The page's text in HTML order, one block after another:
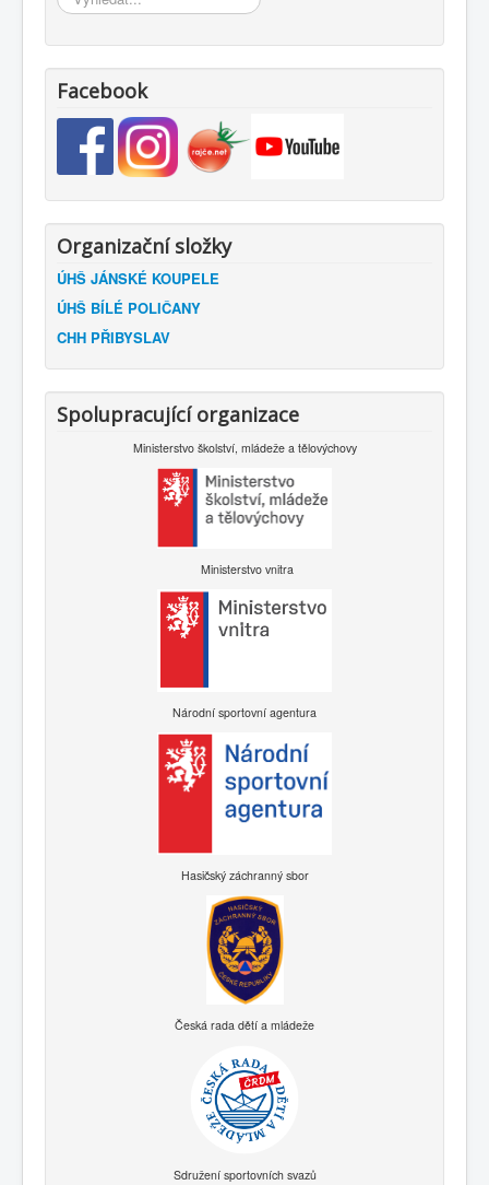
Facebook
Organizační složky
ÚHŠ JÁNSKÉ KOUPELE
ÚHŠ BÍLÉ POLIČANY
CHH PŘIBYSLAV
Spolupracující organizace
Ministerstvo školství, mládeže a tělovýchovy
Ministerstvo vnitra
Národní sportovní agentura
Hasičský záchranný sbor
Česká rada dětí a mládeže
Sdružení sportovních svazů